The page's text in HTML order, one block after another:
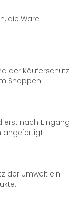
die Ware
der Käuferschutz
Shoppen.
erst nach Eingang
angefertigt.
der Umwelt ein